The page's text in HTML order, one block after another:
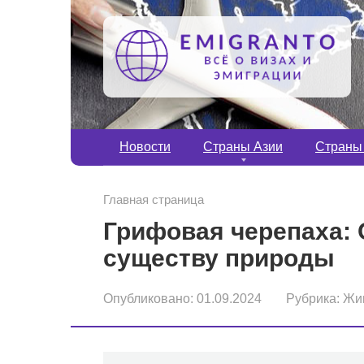
Новости Страны Азии Страны
Главная страница
Грифовая черепаха:
существу природы
Опубликовано: 01.09.2024 Рубрика: